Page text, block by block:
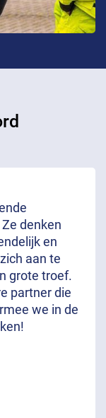
denken
en
aan te
grote troef.
partner die
we in de